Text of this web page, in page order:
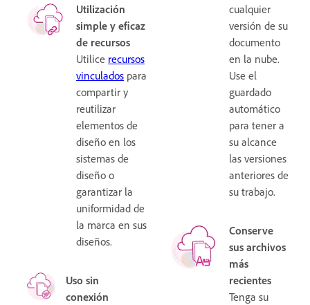
Utilización
simple y eficaz
de recursos
Utilice recursos
vinculados para
compartir y
reutilizar
elementos de
diseño en los
sistemas de
diseño o
garantizar la
uniformidad de
la marca en sus
diseños.
Uso sin
conexión
cualquier
versión de su
documento
en la nube.
Use el
guardado
automático
para tener a
su alcance
las versiones
anteriores de
su trabajo.
Conserve
sus archivos
más
recientes
Tenga su